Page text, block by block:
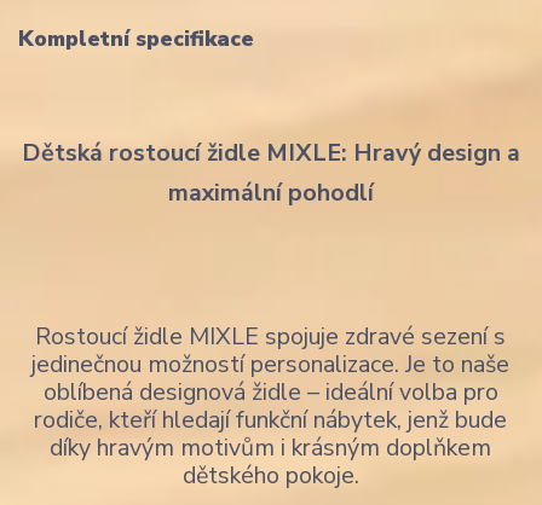
Kompletní specifikace
Dětská rostoucí židle MIXLE: Hravý design a
maximální pohodlí
Rostoucí židle MIXLE spojuje zdravé sezení s
jedinečnou možností personalizace. Je to naše
oblíbená designová židle – ideální volba pro
rodiče, kteří hledají funkční nábytek, jenž bude
díky hravým motivům i krásným doplňkem
dětského pokoje.